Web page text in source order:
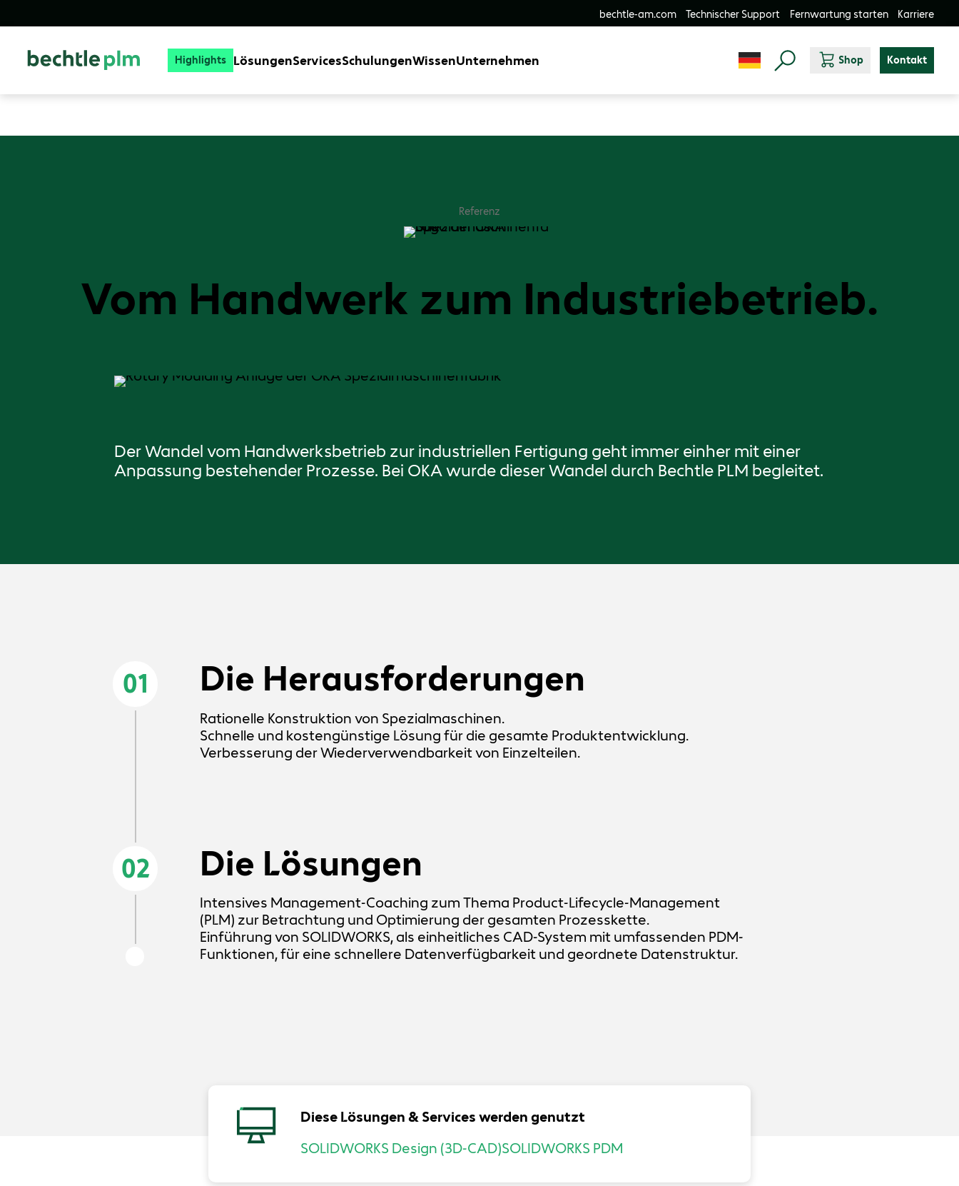
bechtle-am.com Technischer Support Fernwartung starten Karriere
Highlights LösungenServicesSchulungenWissenUnternehmen Shop Kontakt
Referenz
Vom Handwerk zum Industriebetrieb.
Der Wandel vom Handwerksbetrieb zur industriellen Fertigung geht immer einher mit einer
Anpassung bestehender Prozesse. Bei OKA wurde dieser Wandel durch Bechtle PLM begleitet.
01 Die Herausforderungen
Rationelle Konstruktion von Spezialmaschinen.
Schnelle und kostengünstige Lösung für die gesamte Produktentwicklung.
Verbesserung der Wiederverwendbarkeit von Einzelteilen.
02 Die Lösungen
Intensives Management-Coaching zum Thema Product-Lifecycle-Management
(PLM) zur Betrachtung und Optimierung der gesamten Prozesskette.
Einführung von SOLIDWORKS, als einheitliches CAD-System mit umfassenden PDM-
Funktionen, für eine schnellere Datenverfügbarkeit und geordnete Datenstruktur.
Diese Lösungen & Services werden genutzt
SOLIDWORKS Design (3D-CAD)SOLIDWORKS PDM